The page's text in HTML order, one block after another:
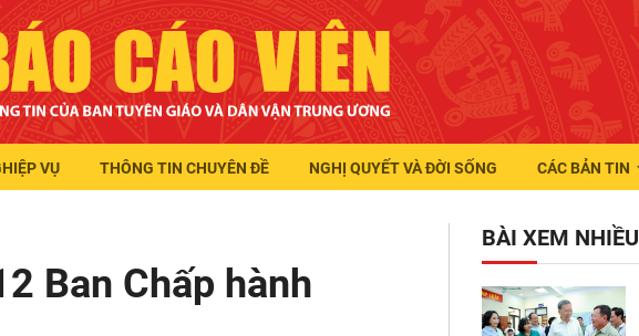
VỤ THÔNG TIN CHUYÊN ĐỀ NGHỊ QUYẾT VÀ ĐỜI SỐNG CÁC BẢN TIN
Ban Chấp hành
BÀI XEM NHIỀU